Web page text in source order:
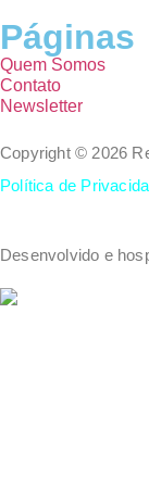
Páginas
Quem Somos
Contato
Newsletter
Copyright © 2026
Política de
Desenvolvido e